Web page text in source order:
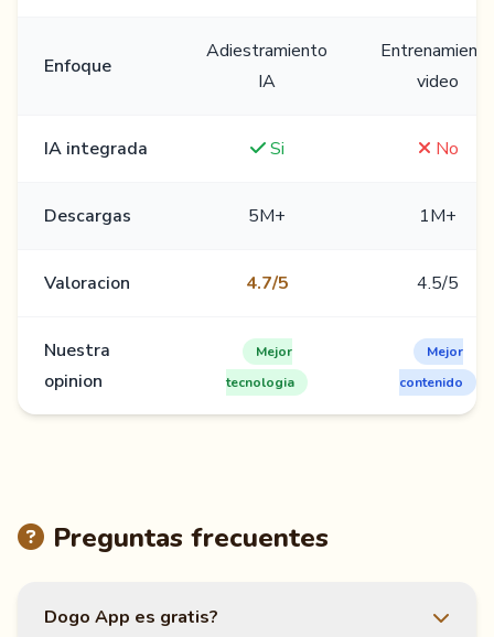
Enfoque
Adiestramiento
IA
Entrenamiento
video
IA integrada Si No
Descargas 5M+ 1M+
Valoracion 4.7/5 4.5/5
Nuestra
opinion
Mejor
tecnologia
Mejor
contenido
Preguntas frecuentes
Dogo App es gratis?